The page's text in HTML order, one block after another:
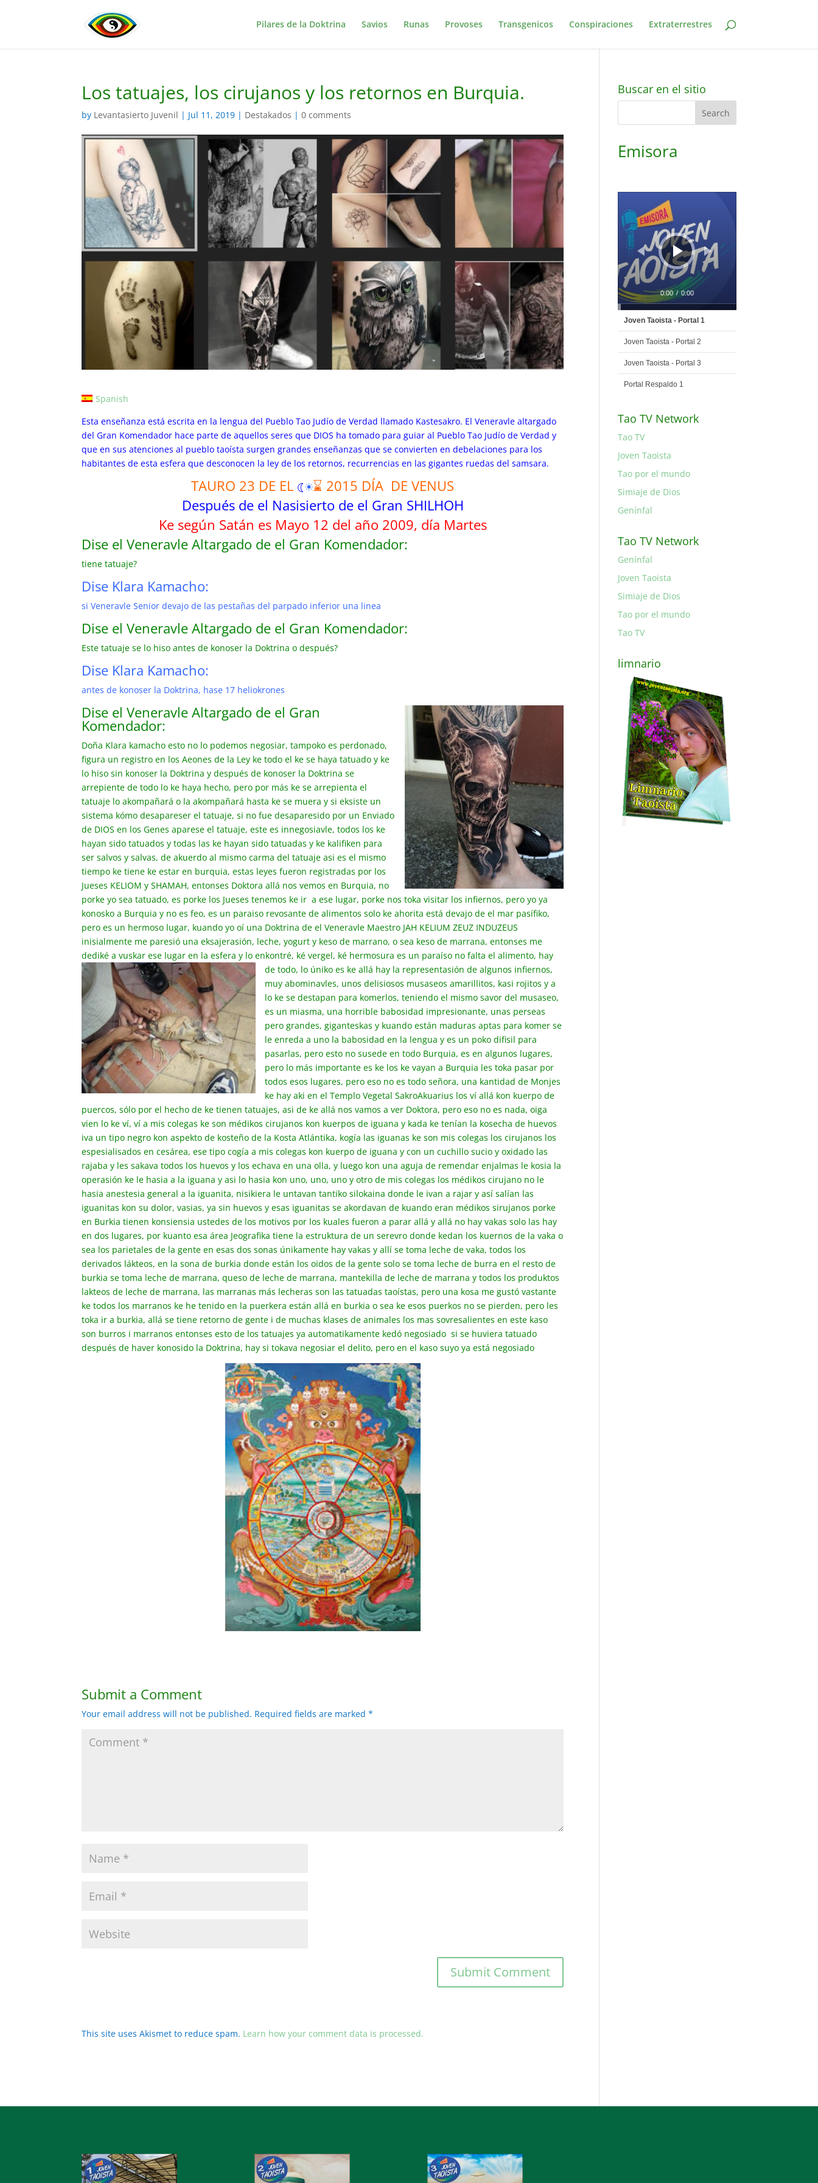
Pilares de la Doktrina Savios Runas Provoses Transgenicos Conspiraciones Extraterrestres
Los tatuajes, los cirujanos y los retornos en Burquia.
by Levantasierto Juvenil | Jul 11, 2019 | Destakados |0 comments
Spanish
Esta enseñanza está escrita en la lengua del Pueblo Tao Judío de Verdad llamado Kastesakro. El Veneravle altargado
del Gran Komendador hace parte de aquellos seres que DIOS ha tomado para guiar al Pueblo Tao Judío de Verdad y
que en sus atenciones al pueblo taoísta surgen grandes enseñanzas que se convierten en debelaciones para los
habitantes de esta esfera que desconocen la ley de los retornos, recurrencias en las gigantes ruedas del samsara.
TAURO 23 DE EL ☾☀⌛ 2015 DÍA DE VENUS
Después de el Nasisierto de el Gran SHILHOH
Ke según Satán es Mayo 12 del año 2009, día Martes
Dise el Veneravle Altargado de el Gran Komendador:
tiene tatuaje?
Dise Klara Kamacho:
si Veneravle Senior devajo de las pestañas del parpado inferior una linea
Dise el Veneravle Altargado de el Gran Komendador:
Este tatuaje se lo hiso antes de konoser la Doktrina o después?
Dise Klara Kamacho:
antes de konoser la Doktrina, hase 17 heliokrones
Dise el Veneravle Altargado de el Gran
Komendador:
Doña Klara kamacho esto no lo podemos negosiar, tampoko es perdonado,
figura un registro en los Aeones de la Ley ke todo el ke se haya tatuado y ke
lo hiso sin konoser la Doktrina y después de konoser la Doktrina se
arrepiente de todo lo ke haya hecho, pero por más ke se arrepienta el
tatuaje lo akompañará o la akompañará hasta ke se muera y si eksiste un
sistema kómo desapareser el tatuaje, si no fue desaparesido por un Enviado
de DIOS en los Genes aparese el tatuaje, este es innegosiavle, todos los ke
hayan sido tatuados y todas las ke hayan sido tatuadas y ke kalifiken para
ser salvos y salvas, de akuerdo al mismo carma del tatuaje asi es el mismo
tiempo ke tiene ke estar en burquia, estas leyes fueron registradas por los
Jueses KELIOM y SHAMAH, entonses Doktora allá nos vemos en Burquia, no
porke yo sea tatuado, es porke los Jueses tenemos ke ir a ese lugar, porke nos toka visitar los infiernos, pero yo ya
konosko a Burquia y no es feo, es un paraiso revosante de alimentos solo ke ahorita está devajo de el mar pasífiko,
pero es un hermoso lugar, kuando yo oí una Doktrina de el Veneravle Maestro JAH KELIUM ZEUZ INDUZEUS
inisialmente me paresió una eksajerasión, leche, yogurt y keso de marrano, o sea keso de marrana, entonses me
dediké a vuskar ese lugar en la esfera y lo enkontré, ké vergel, ké hermosura es un paraíso no falta el alimento, hay
de todo, lo úniko es keallá hay la representasión de algunos infiernos,
muy abominavles, unos delisiosos musaseos amarillitos, kasi rojitos y a
lo ke se destapan para komerlos, teniendo el mismo savor del musaseo,
es un miasma, una horrible babosidad impresionante, unas perseas
pero grandes, giganteskas y kuando están maduras aptas para komer se
le enreda a uno la babosidad en la lengua y es un poko difisil para
pasarlas, pero esto no susede en todo Burquia, es en algunos lugares,
pero lo más importante es ke los ke vayan a Burquia les toka pasar por
todos esos lugares, pero eso no es todo señora, una kantidad de Monjes
ke hay aki en el Templo Vegetal SakroAkuarius los ví allá kon kuerpo de
puercos, sólo por el hecho de ke tienen tatuajes, asi de ke allá nos vamos a ver Doktora, pero eso no es nada, oiga
vien lo ke ví, ví a mis colegas ke son médikos cirujanos kon kuerpos de iguana y kada ke tenían la kosecha de huevos
iva un tipo negro kon aspekto de kosteño de la Kosta Atlántika, kogía las iguanas ke son mis colegas los cirujanos los
espesialisados en cesárea, ese tipo cogía a mis colegas kon kuerpo de iguana y con un cuchillo sucio y oxidado las
rajaba y les sakava todos los huevos y los echava en una olla, y luego kon una aguja de remendar enjalmas le kosia la
operasión ke le hasia a la iguana y asi lo hasia kon uno, uno, uno y otro de mis colegas los médikos cirujano no le
hasia anestesia general a la iguanita, nisikiera le untavan tantiko silokaina donde le ivan a rajar y así salían las
iguanitas kon su dolor, vasias, ya sin huevos y esas iguanitas se akordavan de kuando eran médikos sirujanos porke
en Burkia tienen konsiensia ustedes de los motivos por los kuales fueron a parar allá y allá no hay vakas solo las hay
en dos lugares, por kuanto esa área Jeografika tiene la estruktura de un serevro donde kedan los kuernos de la vaka o
sea los parietales de la gente en esas dos sonas únikamente hay vakas y allí se toma leche de vaka, todos los
derivados lákteos, en la sona de burkia donde están los oidos de la gente solo se toma leche de burra en el resto de
burkia se toma leche de marrana, queso de leche de marrana, mantekilla de leche de marrana y todos los produktos
lakteos de leche de marrana, las marranas más lecheras son las tatuadas taoístas, pero una kosa me gustó vastante
ke todos los marranos ke he tenido en la puerkera están allá en burkia o sea ke esos puerkos no se pierden, pero les
toka ir a burkia, allá se tiene retorno de gente i de muchas klases de animales los mas sovresalientes en este kaso
son burros i marranos entonses esto de los tatuajes ya automatikamente kedó negosiado si se huviera tatuado
después de haver konosido la Doktrina, hay si tokava negosiar el delito, pero en el kaso suyo ya está negosiado
Submit a Comment
Your email address will not be published. Required fields are marked*
This site uses Akismet to reduce spam. Learn how your comment data is processed.
Buscar en el sitio
Emisora
Audio
0:00 / 0:00
Joven Taoista - Portal 1
Joven Taoista - Portal 2
Joven Taoista - Portal 3
Portal Respaldo 1
Tao TV Network
Tao TV
Joven Taoista
Tao por el mundo
Simiaje de Dios
Genínfal
Tao TV Network
Genínfal
Joven Taoista
Simiaje de Dios
Tao por el mundo
Tao TV
limnario
Audio
Player
Audio
Player
Audio
Player